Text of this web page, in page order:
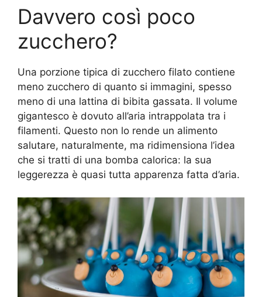
Davvero così poco
zucchero?
Una porzione tipica di zucchero filato contiene
meno zucchero di quanto si immagini, spesso
meno di una lattina di bibita gassata. Il volume
gigantesco è dovuto all’aria intrappolata tra i
filamenti. Questo non lo rende un alimento
salutare, naturalmente, ma ridimensiona l’idea
che si tratti di una bomba calorica: la sua
leggerezza è quasi tutta apparenza fatta d’aria.